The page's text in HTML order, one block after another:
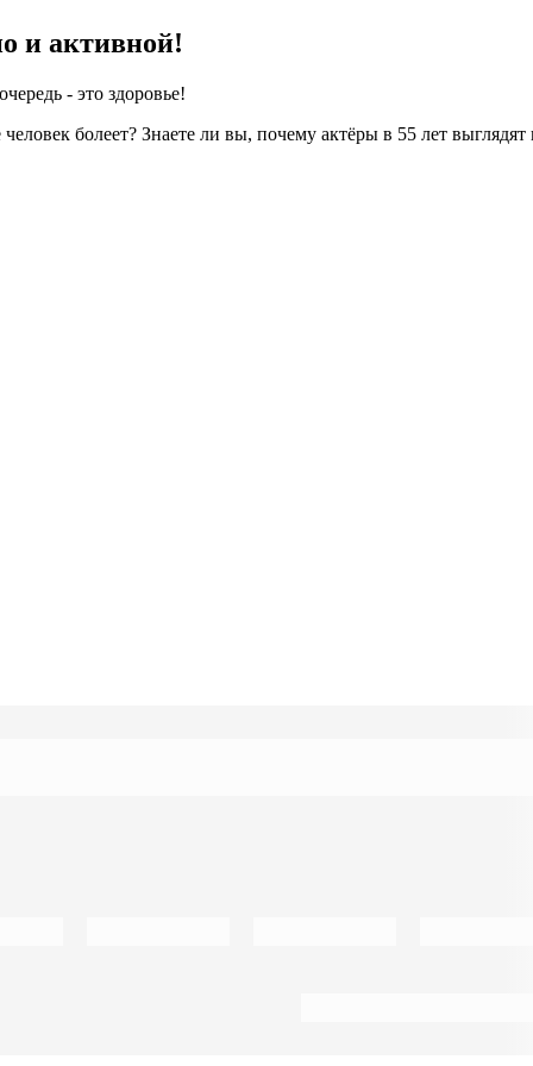
и активной!
- это здоровье!
болеет? Знаете ли вы, почему актёры в 55 лет